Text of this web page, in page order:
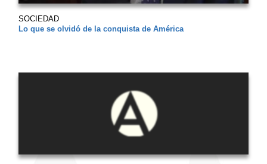
SOCIEDAD
Lo que se olvidó de la conquista de América